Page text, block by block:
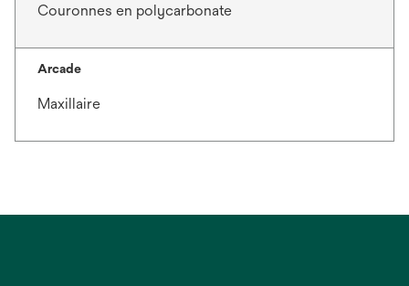
Couronnes en polycarbonate
Arcade
Maxillaire